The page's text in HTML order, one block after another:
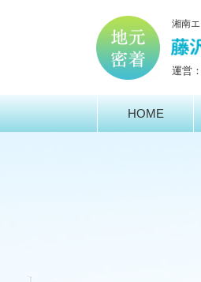
湘南
運営
HOME